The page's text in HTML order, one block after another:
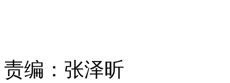
责编： 张泽昕